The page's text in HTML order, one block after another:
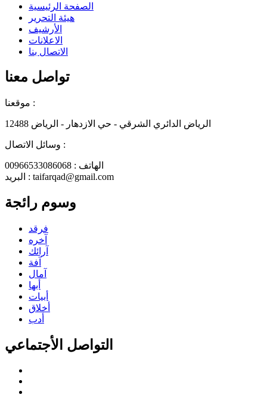
الصفحة الرئيسية
هيئة التحرير
الأرشيف
الاعلانات
الاتصال بنا
تواصل معنا
موقعنا :
الرياض الدائري الشرقي - حي الازدهار - الرياض 12488
وسائل الاتصال :
الهاتف : 00966533086068
البريد : taifarqad@gmail.com
وسوم رائجة
فرقد
آخره
آرائك
آفة
آمال
أبها
أبيات
أخلاق
أدب
التواصل الأجتماعي